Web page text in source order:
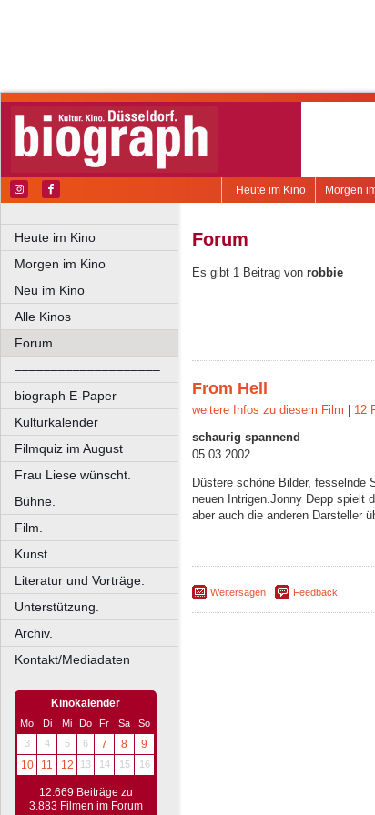
Morgen
Heute im Kino
Heute im Kino
Morgen im Kino
Neu im Kino
Alle Kinos
Forum
––––––––––––––––––––
biograph E-Paper
Kulturkalender
Filmquiz im August
Frau Liese wünscht.
Bühne.
Film.
Kunst.
Literatur und Vorträge.
Unterstützung.
Archiv.
Kontakt/Mediadaten
Kinokalender
Mo Di Mi Do Fr Sa
So
3
4 5 6 7 8
9
10
11 12 13 14 15 16
12.669 Beiträge zu
3.883 Filmen im Forum
Forum
Es gibt 1 Beitrag von robbie
From Hell
weitere Infos zu diesem Film 12
schaurig spannend
05.03.2002
Düstere schöne Bilder, fesselnde
neuen Intrigen.Jonny Depp spielt
aber auch die anderen Darsteller
Weitersagen Feedback